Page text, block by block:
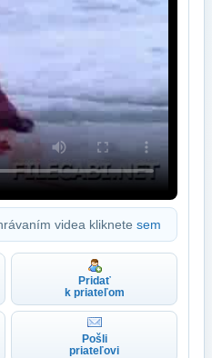
videa kliknete sem
Pridať
k priateľom
Pošli
priateľovi